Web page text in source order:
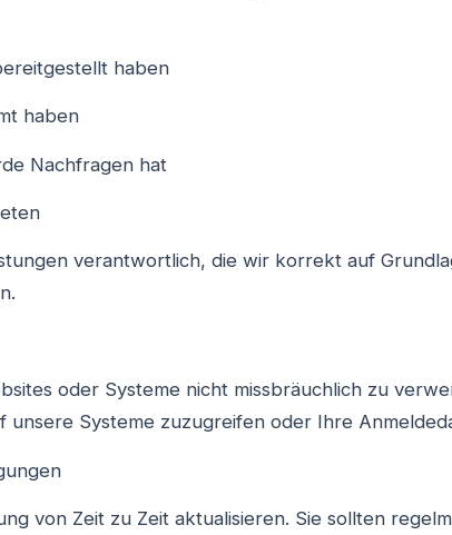
haben
haben
Nachfragen hat
verantwortlich, die wir korrekt auf
oder Systeme nicht missbräuchlich zu
unsere Systeme zuzugreifen oder Ihre
von Zeit zu Zeit aktualisieren. Sie sollten